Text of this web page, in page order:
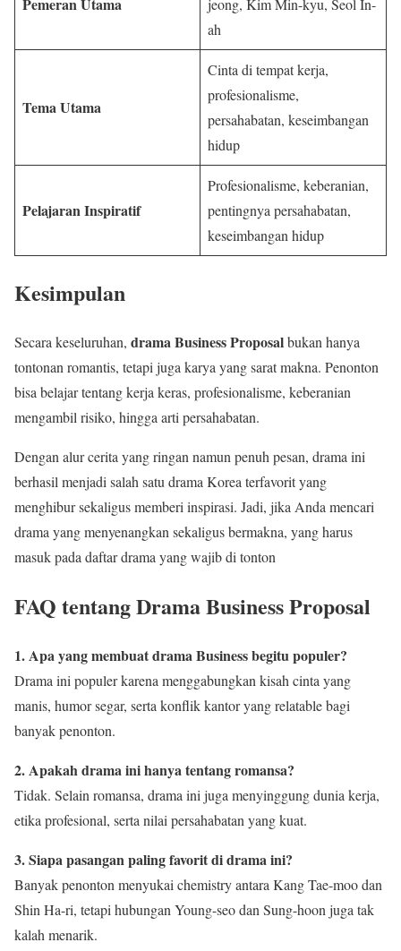
Pemeran Utama
jeong, Kim Min-kyu, Seol In-
ah
Tema Utama
Cinta di tempat kerja,
profesionalisme,
persahabatan, keseimbangan
hidup
Pelajaran Inspiratif
Profesionalisme, keberanian,
pentingnya persahabatan,
keseimbangan hidup
Kesimpulan
Secara keseluruhan, drama Business Proposalbukan hanya
tontonan romantis, tetapi juga karya yang sarat makna. Penonton
bisa belajar tentang kerja keras, profesionalisme, keberanian
mengambil risiko, hingga arti persahabatan.
Dengan alur cerita yang ringan namun penuh pesan, drama ini
berhasil menjadi salah satu drama Korea terfavorit yang
menghibur sekaligus memberi inspirasi. Jadi, jika Anda mencari
drama yang menyenangkan sekaligus bermakna, yang harus
masuk pada daftar drama yang wajib di tonton
FAQ tentang Drama Business Proposal
1. Apa yang membuat drama Business begitu populer?
Drama ini populer karena menggabungkan kisah cinta yang
manis, humor segar, serta konflik kantor yang relatable bagi
banyak penonton.
2. Apakah drama ini hanya tentang romansa?
Tidak. Selain romansa, drama ini juga menyinggung dunia kerja,
etika profesional, serta nilai persahabatan yang kuat.
3. Siapa pasangan paling favorit di drama ini?
Banyak penonton menyukai chemistry antara Kang Tae-moo dan
Shin Ha-ri, tetapi hubungan Young-seo dan Sung-hoon juga tak
kalah menarik.